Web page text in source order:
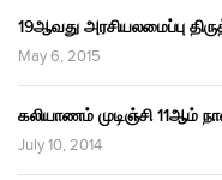
19ஆவது அரசியலமைப்பு
May 6, 2015
கலியாணம் முடிஞ்சி 11ஆம்
July 10, 2014